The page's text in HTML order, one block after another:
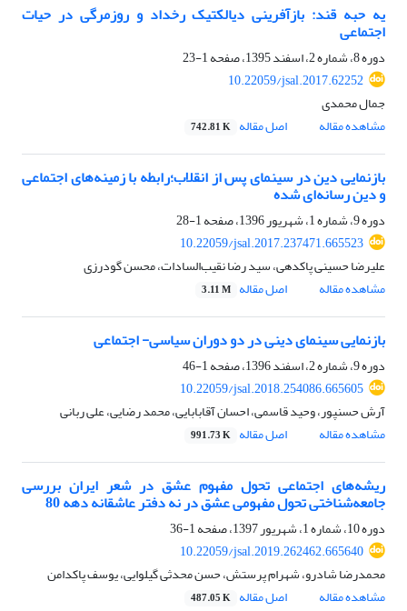
یه حبه قند: بازآفرینی دیالکتیک رخداد و روزمرگی در حیات
اجتماعی
دوره 8، شماره 2، اسفند 1395، صفحه
1-23
10.22059/jsal.2017.62252
جمال محمدی
مشاهده مقاله
اصل مقاله 742.81 K
بازنمایی دین در سینمای پس از انقلاب؛رابطه با زمینه‌های اجتماعی
و دین رسانه‌ای شده
دوره 9، شماره 1، شهریور 1396، صفحه
1-28
10.22059/jsal.2017.237471.665523
علیرضا حسینی پاکدهی، سید رضا نقیب‌السادات، محسن گودرزی
مشاهده مقاله
اصل مقاله 3.11 M
بازنمایی سینمای دینی در دو دوران سیاسی- اجتماعی
دوره 9، شماره 2، اسفند 1396، صفحه
1-46
10.22059/jsal.2018.254086.665605
آرش حسنپور، وحید قاسمی، احسان آقابابایی، محمد رضایی، علی ربانی
مشاهده مقاله
اصل مقاله 991.73 K
ریشه‌های اجتماعی تحول مفهوم عشق در شعر ایران بررسی
جامعه‌شناختی تحول مفهومی عشق در نه دفتر عاشقانه دهه 80
دوره 10، شماره 1، شهریور 1397، صفحه
1-36
10.22059/jsal.2019.262462.665640
محمدرضا شادرو، شهرام پرستش، حسن محدثی گیلوایی، یوسف پاکدامن
مشاهده مقاله
اصل مقاله 487.05 K